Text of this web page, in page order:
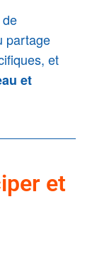
partage
et
et
et